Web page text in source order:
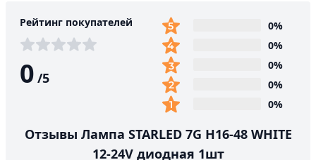
Рейтинг покупателей
0 /5
0%
0%
0%
0%
0%
Отзывы Лампа STARLED 7G H16-48 WHITE
12-24V диодная 1шт